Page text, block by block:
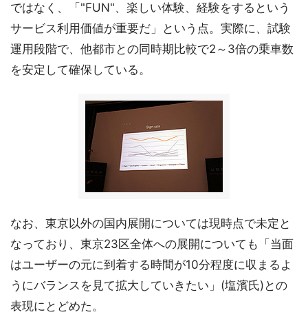
ではなく、「"FUN"、楽しい体験、経験をするという
サービス利用価値が重要だ」という点。実際に、試験
運用段階で、他都市との同時期比較で2～3倍の乗車数
を安定して確保している。
なお、東京以外の国内展開については現時点で未定と
なっており、東京23区全体への展開についても「当面
はユーザーの元に到着する時間が10分程度に収まるよ
うにバランスを見て拡大していきたい」(塩濱氏)との
表現にとどめた。